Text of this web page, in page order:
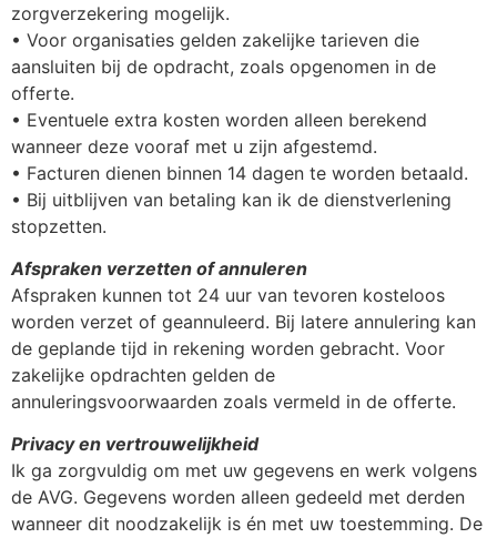
zorgverzekering mogelijk.
• Voor organisaties gelden zakelijke tarieven die
aansluiten bij de opdracht, zoals opgenomen in de
offerte.
• Eventuele extra kosten worden alleen berekend
wanneer deze vooraf met u zijn afgestemd.
• Facturen dienen binnen 14 dagen te worden betaald.
• Bij uitblijven van betaling kan ik de dienstverlening
stopzetten.
Afspraken verzetten of annuleren
Afspraken kunnen tot 24 uur van tevoren kosteloos
worden verzet of geannuleerd. Bij latere annulering kan
de geplande tijd in rekening worden gebracht. Voor
zakelijke opdrachten gelden de
annuleringsvoorwaarden zoals vermeld in de offerte.
Privacy en vertrouwelijkheid
Ik ga zorgvuldig om met uw gegevens en werk volgens
de AVG. Gegevens worden alleen gedeeld met derden
wanneer dit noodzakelijk is én met uw toestemming. De